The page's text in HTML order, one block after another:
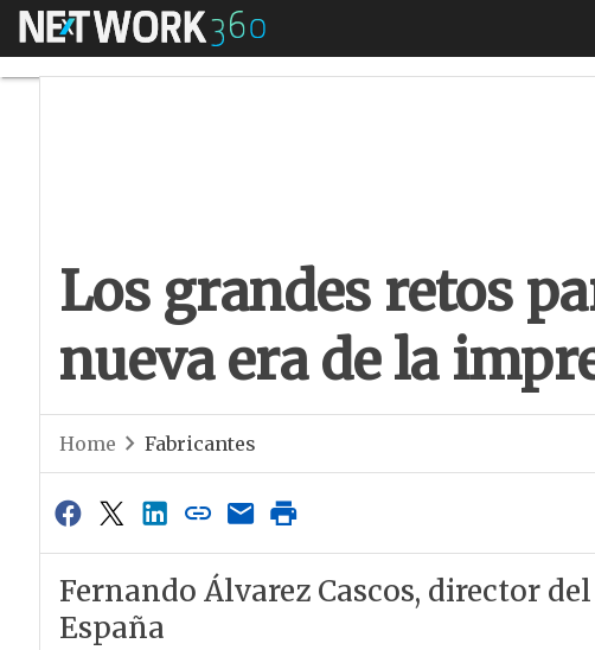
Menú
Los grandes retos
nueva era de la
Home Fabricantes
Fernando Álvarez Cascos, director
España